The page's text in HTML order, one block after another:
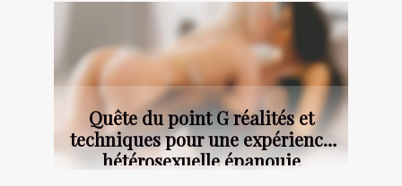
Quête du point G réalités et
techniques pour une expérience
hétérosexuelle épanouie